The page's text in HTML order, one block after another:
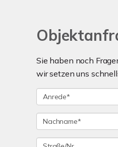
Sie haben noch
wir setzen uns